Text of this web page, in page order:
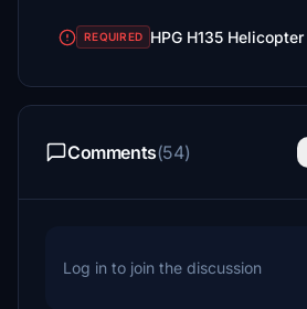
REQUIRED HPG H135
Comments(54)
Log in to join the discussion